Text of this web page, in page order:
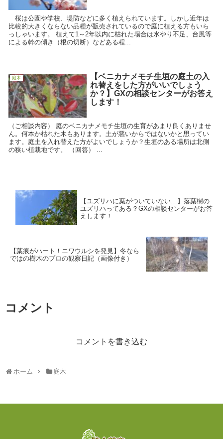
桜は公園や学校、堤防などに多く植えられています。しかし近年は
比較的大きくならない品種が販売されているので庭に植える方もいら
っしゃいます。 植えて1～2年以内に枯れた場合は水やり不足、台風等
による幹の傾き（根の切断）などある程...
庭木
【ベニカナメモチ生垣の庭土の入
れ替えをした方がいいでしょう
か？】GXの相談センターがお答え
します！
（ご相談内容） 庭のベニカナメモチ生垣の生育があまり良くありませ
ん。何本か枯れた木もあります。土が悪いからではないかと思ってい
ます。庭土を入れ替えた方がよいでしょうか？生垣のある場所は北側
の狭い植栽地です。 （回答） ...
【ユズリハに葉がついていない…】落葉樹の
ユズリハってある？GXの相談センターがお答
えします！
【葉痕がハート！ニワウルシを発見】冬なら
ではの樹木のプロの観察日記（画像付き）
コメント
コメントを書き込む
ホーム 庭木